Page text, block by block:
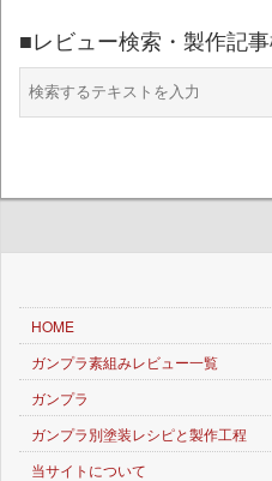
■レビュー検索・製作記
HOME
ガンプラ素組みレビュー一覧
ガンプラ
ガンプラ別塗装レシピと製作工程
当サイトについて